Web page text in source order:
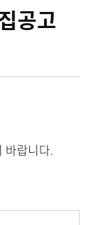
공고
바랍니다.